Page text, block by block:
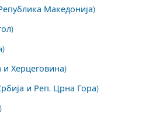
Македонија)
и Херцеговина)
и Реп. Црна Гора)